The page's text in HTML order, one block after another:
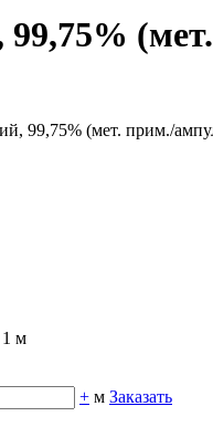
99,75%
1 м
+ м Заказать